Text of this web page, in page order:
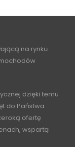
na rynku
dzięki temu
do Państwa
ofertę
wspartą